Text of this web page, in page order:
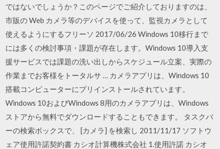
ではないでしょうか？このページでご紹介しておりますのは、
市販の Web カメラ等のデバイスを使って、監視カメラとして
使えるようにするフリーソ 2017/06/26 Windows 10移行まで
には多くの検討事項・課題が存在します。Windows 10導入支
援サービスでは課題の洗い出しからスケジュール立案、実際の
作業までお客様をトータルサ … カメラアプリは、Windows 10
搭載コンピューターにプリインストールされています。
Windows 10およびWindows 8用のカメラアプリは、Windows
ストアから無料でダウンロードすることもできます。 タスクバ
ーの検索ボックスで、 [カメラ] を検索し 2011/11/17 ソフトウ
ェア使用許諾契約書 カシオ計算機株式会社 1.使用許諾 カシオ